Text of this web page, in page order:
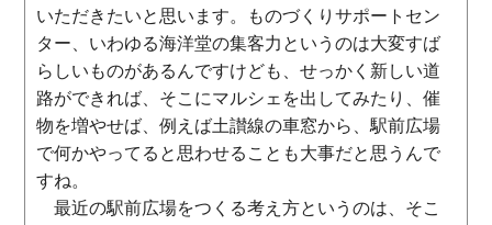
いただきたいと思います。ものづくりサポートセン
ター、いわゆる海洋堂の集客力というのは大変すば
らしいものがあるんですけども、せっかく新しい道
路ができれば、そこにマルシェを出してみたり、催
物を増やせば、例えば土讃線の車窓から、駅前広場
で何かやってると思わせることも大事だと思うんで
すね。
最近の駅前広場をつくる考え方というのは、そこ